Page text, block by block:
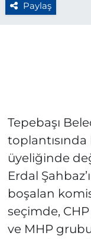
Paylaş
Tepebaşı
üyeliğinde
Erdal
boşalan
seçimde,
ve MHP
RESMİ İLAN